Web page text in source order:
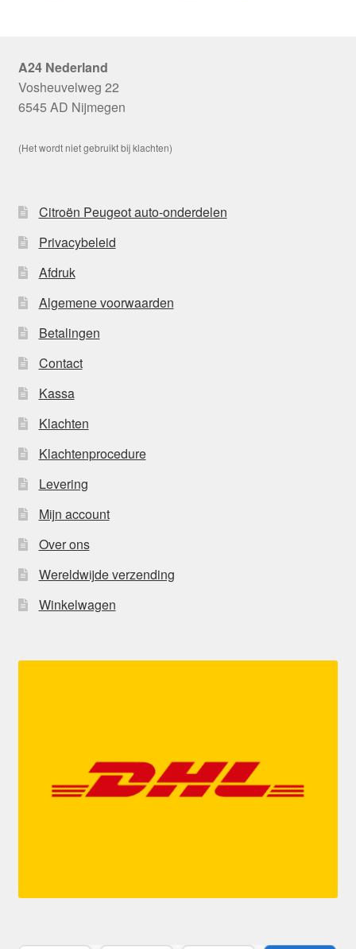
A24 Nederland
Vosheuvelweg 22
6545 AD Nijmegen
(Het wordt niet gebruikt bij klachten)
Citroën Peugeot auto-onderdelen
Privacybeleid
Afdruk
Algemene voorwaarden
Betalingen
Contact
Kassa
Klachten
Klachtenprocedure
Levering
Mijn account
Over ons
Wereldwijde verzending
Winkelwagen